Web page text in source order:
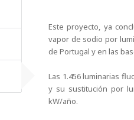
Este proyecto, ya
vapor de sodio por
de Portugal y en las
Las 1.456 luminarias
y su sustitución por
kW/año.